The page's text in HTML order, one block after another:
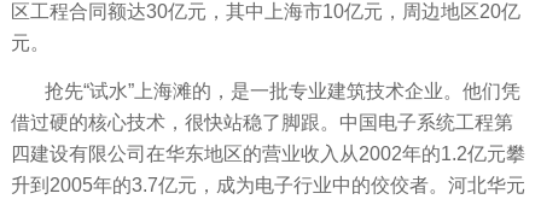
区工程合同额达30亿元，其中上海市10亿元，周边地区20亿
元。
抢先“试水”上海滩的，是一批专业建筑技术企业。他们凭
借过硬的核心技术，很快站稳了脚跟。中国电子系统工程第
四建设有限公司在华东地区的营业收入从2002年的1.2亿元攀
升到2005年的3.7亿元，成为电子行业中的佼佼者。河北华元